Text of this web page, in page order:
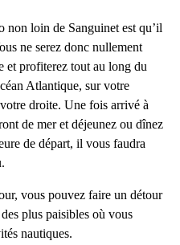
non loin de Sanguinet est qu’il
ne serez donc nullement
et profiterez tout au long du
Atlantique, sur votre
droite. Une fois arrivé à
de mer et déjeunez ou dînez
de départ, il vous faudra
vous pouvez faire un détour
plus paisibles où vous
nautiques.